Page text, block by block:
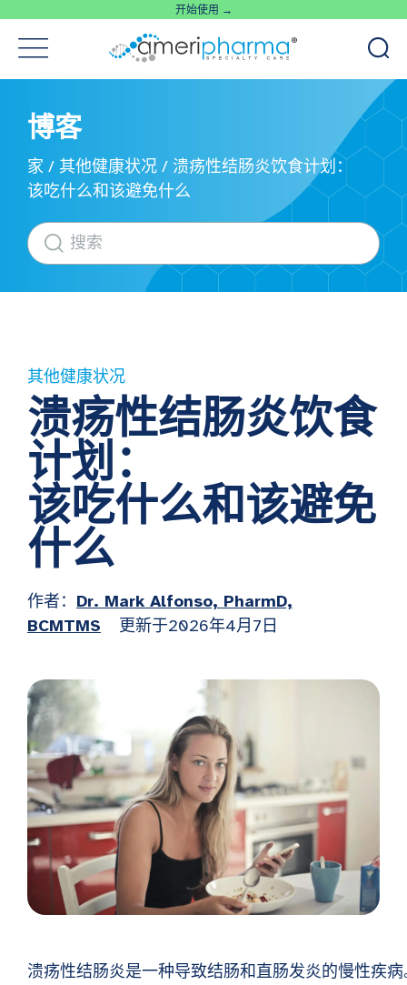
开始使用 →
博客
家 / 其他健康状况 / 溃疡性结肠炎饮食计划：
该吃什么和该避免什么
其他健康状况
溃疡性结肠炎饮食
计划：
该吃什么和该避免
什么
作者： Dr. Mark Alfonso, PharmD,
BCMTMS
更新于2026年4月7日
溃疡性结肠炎是一种导致结肠和直肠发炎的慢性疾病